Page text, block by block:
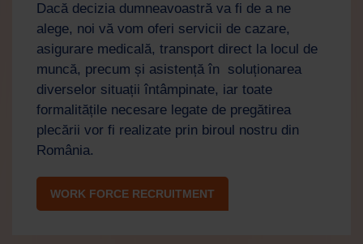
Dacă decizia dumneavoastră va fi de a ne
alege, noi vă vom oferi servicii de cazare,
asigurare medicală, transport direct la locul de
muncă, precum și asistență în soluționarea
diverselor situații întâmpinate, iar toate
formalitățile necesare legate de pregătirea
plecării vor fi realizate prin biroul nostru din
România.
WORK FORCE RECRUITMENT